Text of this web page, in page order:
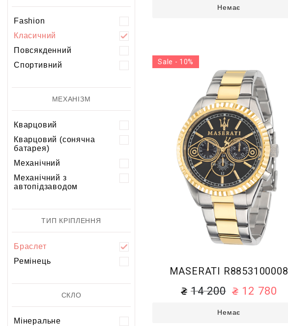
Fashion
Класичний
Повсякденний
Спортивний
МЕХАНІЗМ
Кварцовий
Кварцовий (сонячна
батарея)
Механічний
Механічний з
автопідзаводом
ТИП КРІПЛЕННЯ
Браслет
Ремінець
СКЛО
Мінеральне
Немає
MASERATI R8853100008
14 200 12 780
Немає
Sale - 10%